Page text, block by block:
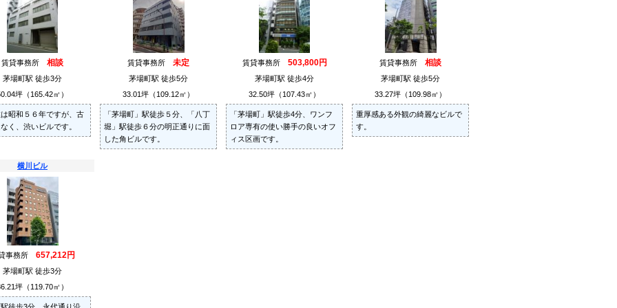
賃貸事務所 相談
茅場町駅 徒歩3分
坪（165.42㎡）
昭和５６年ですが、古
く、渋いビルです。
賃貸事務所 未定
茅場町駅 徒歩5分
33.01坪（109.12㎡）
「茅場町」駅徒歩５分、「八丁
堀」駅徒歩６分の明正通りに面
した角ビルです。
賃貸事務所 503,800円
茅場町駅 徒歩4分
32.50坪（107.43㎡）
「茅場町」駅徒歩4分、ワンフ
ロア専有の使い勝手の良いオフ
ィス区画です。
賃貸事務所 相談
茅場町駅 徒歩5分
33.27坪（109.98㎡）
重厚感ある外観の綺麗なビルで
す。
横川ビル
事務所 657,212円
茅場町駅 徒歩3分
坪（119.70㎡）